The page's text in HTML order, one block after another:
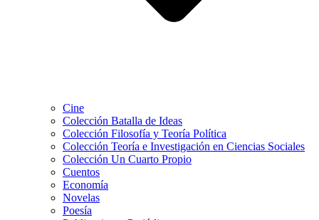
Cine
Colección Batalla de Ideas
Colección Filosofía y Teoría Política
Colección Teoría e Investigación en Ciencias Sociales
Colección Un Cuarto Propio
Cuentos
Economía
Novelas
Poesía